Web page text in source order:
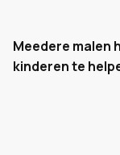
Meedere malen
kinderen te